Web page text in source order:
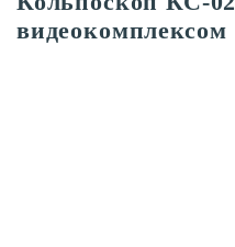
видеокомплексом